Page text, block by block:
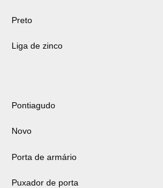
Preto
Liga de zinco
Pontiagudo
Novo
Porta de armário
Puxador de porta